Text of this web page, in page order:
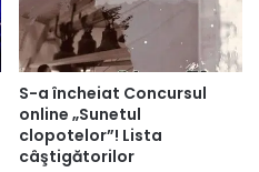
S-a încheiat Concursul
online „Sunetul
clopotelor”! Lista
câştigătorilor